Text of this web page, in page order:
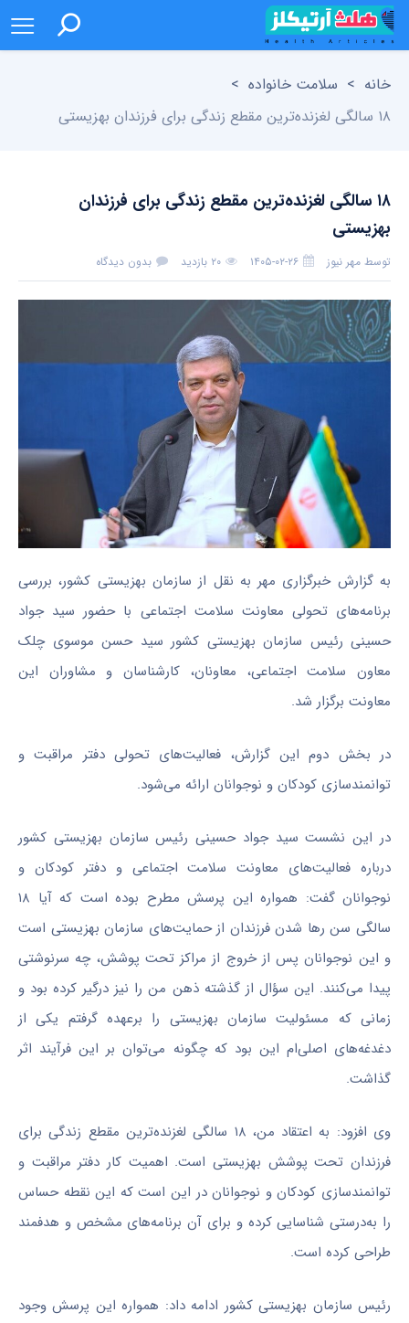
خانه > سلامت خانواده >
۱۸ سالگی لغزنده‌ترین مقطع زندگی برای فرزندان بهزیستی
۱۸ سالگی لغزنده‌ترین مقطع زندگی برای فرزندان
بهزیستی
توسط مهر نیوز ۱۴۰۵-۰۲-۲۶ ۲۰ بازدید بدون دیدگاه
به گزارش خبرگزاری مهر به نقل از سازمان بهزیستی کشور، بررسی
برنامه‌های تحولی معاونت سلامت اجتماعی با حضور سید جواد
حسینی رئیس سازمان بهزیستی کشور سید حسن موسوی چلک
معاون سلامت اجتماعی، معاونان، کارشناسان و مشاوران این
معاونت برگزار شد.
در بخش دوم این گزارش، فعالیت‌های تحولی دفتر مراقبت و
توانمندسازی کودکان و نوجوانان ارائه می‌شود.
در این نشست سید جواد حسینی رئیس سازمان بهزیستی کشور
درباره فعالیت‌های معاونت سلامت اجتماعی و دفتر کودکان و
نوجوانان گفت: همواره این پرسش مطرح بوده است که آیا ۱۸
سالگی سن رها شدن فرزندان از حمایت‌های سازمان بهزیستی است
و این نوجوانان پس از خروج از مراکز تحت پوشش، چه سرنوشتی
پیدا می‌کنند. این سؤال از گذشته ذهن من را نیز درگیر کرده بود و
زمانی که مسئولیت سازمان بهزیستی را برعهده گرفتم یکی از
دغدغه‌های اصلی‌ام این بود که چگونه می‌توان بر این فرآیند اثر
گذاشت.
وی افزود: به اعتقاد من، ۱۸ سالگی لغزنده‌ترین مقطع زندگی برای
فرزندان تحت پوشش بهزیستی است. اهمیت کار دفتر مراقبت و
توانمندسازی کودکان و نوجوانان در این است که این نقطه حساس
را به‌درستی شناسایی کرده و برای آن برنامه‌های مشخص و هدفمند
طراحی کرده است.
رئیس سازمان بهزیستی کشور ادامه داد: همواره این پرسش وجود